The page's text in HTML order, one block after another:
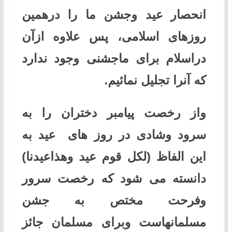
انحصار عید وجشن ما را درهمین
روزهای اسلامی، پس علاوه ازآن
دراسلام برای ماجشنی وجود ندارد
که آنرا تجلیل نمائیم.
واز رخصت پيامبر دختران را به
سرود وشادی در روز های عید به
این الفاظ (لکل قوم عید وهذاعیدنا)
دانسته می شود که رخصت سرور
وفرحت مختص به جشن
مسلمانهاست وبرای مسلمان جائز